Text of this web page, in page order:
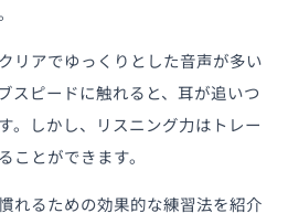
リアでゆっくりとした音声が多い
スピードに触れると、耳が追いつ
。しかし、リスニング力はトレー
ことができます。
れるための効果的な練習法を紹介